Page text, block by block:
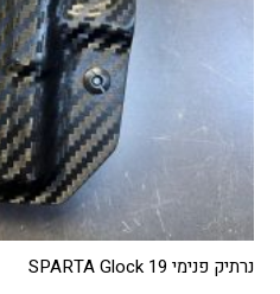
נרתיק פנימי 19 SPARTA Glock